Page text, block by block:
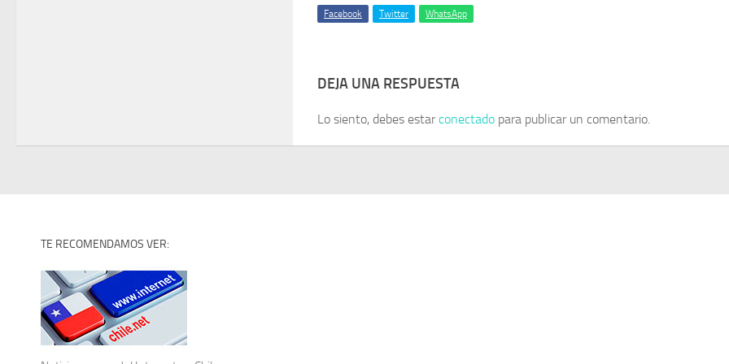
Facebook Twitter WhatsApp
DEJA UNA RESPUESTA
Lo siento, debes estarconectado para publicar un comentario.
TE RECOMENDAMOS VER: